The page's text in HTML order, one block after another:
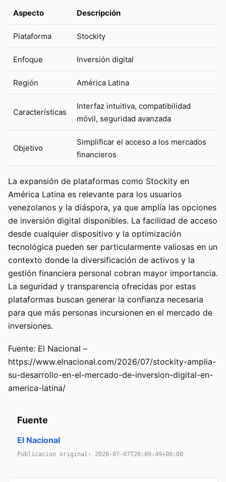
Aspecto Descripción
Plataforma Stockity
Enfoque Inversión digital
Región América Latina
Características
Interfaz intuitiva, compatibilidad
móvil, seguridad avanzada
Objetivo
Simplificar el acceso a los mercados
financieros
La expansión de plataformas como Stockity en
América Latina es relevante para los usuarios
venezolanos y la diáspora, ya que amplía las opciones
de inversión digital disponibles. La facilidad de acceso
desde cualquier dispositivo y la optimización
tecnológica pueden ser particularmente valiosas en un
contexto donde la diversificación de activos y la
gestión financiera personal cobran mayor importancia.
La seguridad y transparencia ofrecidas por estas
plataformas buscan generar la confianza necesaria
para que más personas incursionen en el mercado de
inversiones.
Fuente: El Nacional –
https://www.elnacional.com/2026/07/stockity-amplia-
su-desarrollo-en-el-mercado-de-inversion-digital-en-
america-latina/
Fuente
El Nacional
Publicacion original: 2026-07-07T20:09:49+00:00